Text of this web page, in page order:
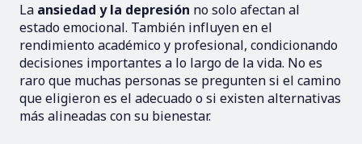
La ansiedad y la depresión no solo afectan al
estado emocional. También influyen en el
rendimiento académico y profesional, condicionando
decisiones importantes a lo largo de la vida. No es
raro que muchas personas se pregunten si el camino
que eligieron es el adecuado o si existen alternativas
más alineadas con su bienestar.